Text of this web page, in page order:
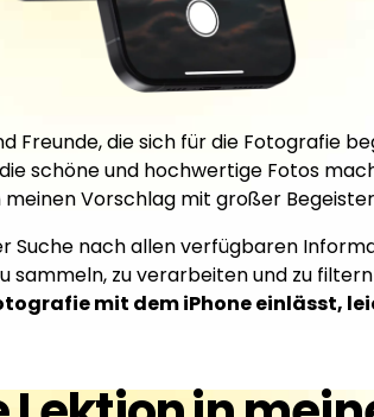
Freunde, die sich für die Fotografie
die schöne und hochwertige Fotos
meinen Vorschlag mit großer
nach allen verfügbaren
sammeln, zu verarbeiten und zu
mit dem iPhone einlässt,